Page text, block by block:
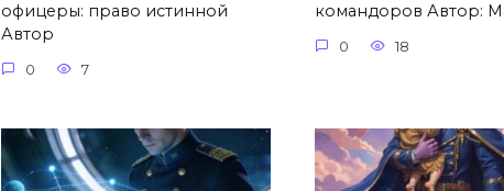
офицеры: право истинной
Автор
0 7
командоров Автор:
0 18